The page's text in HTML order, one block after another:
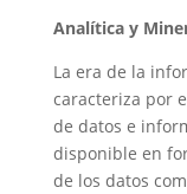
Analítica y
La era de la
caracteriza por
de datos e
disponible en
de los datos